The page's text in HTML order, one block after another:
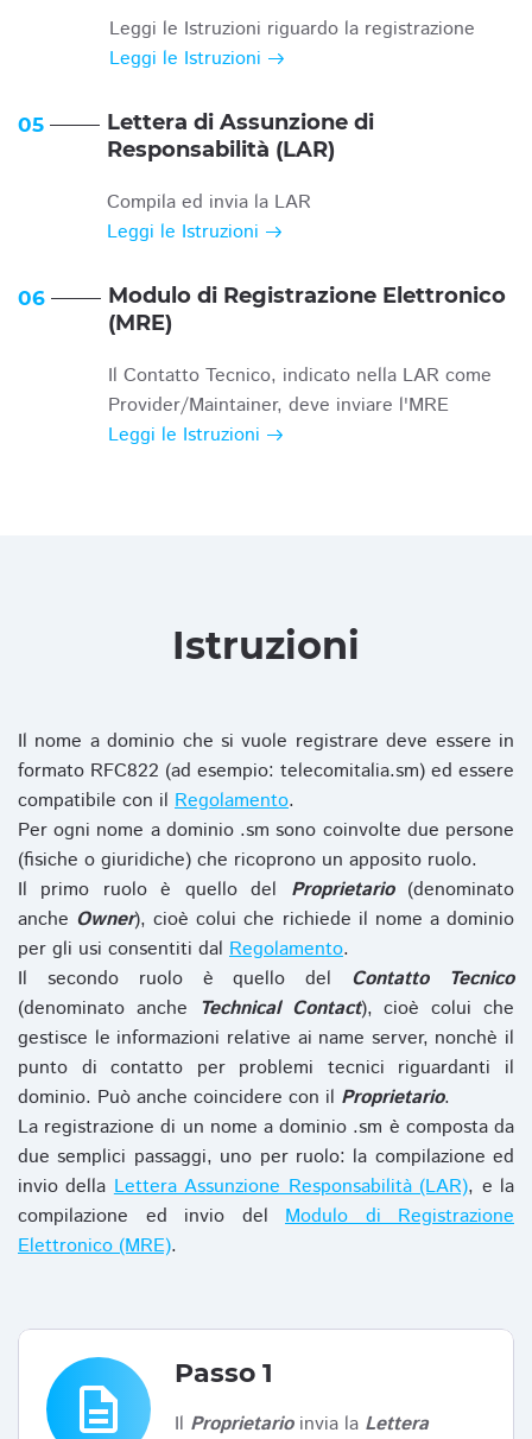
Leggi le Istruzioni riguardo la registrazione
Leggi le Istruzioni
05
Lettera di Assunzione di
Responsabilità (LAR)
Compila ed invia la LAR
Leggi le Istruzioni
06
Modulo di Registrazione Elettronico
(MRE)
Il Contatto Tecnico, indicato nella LAR come
Provider/Maintainer, deve inviare l'MRE
Leggi le Istruzioni
Istruzioni
Il nome a dominio che si vuole registrare deve essere in
formato RFC822 (ad esempio: telecomitalia.sm) ed essere
compatibile con il Regolamento.
Per ogni nome a dominio .sm sono coinvolte due persone
(fisiche o giuridiche) che ricoprono un apposito ruolo.
Il primo ruolo è quello del Proprietario(denominato
anche Owner), cioè colui che richiede il nome a dominio
per gli usi consentiti dal Regolamento.
Il secondo ruolo è quello del Contatto Tecnico
(denominato anche Technical Contact), cioè colui che
gestisce le informazioni relative ai name server, nonchè il
punto di contatto per problemi tecnici riguardanti il
dominio. Può anche coincidere con il Proprietario.
La registrazione di un nome a dominio .sm è composta da
due semplici passaggi, uno per ruolo: la compilazione ed
invio dellaLettera Assunzione Responsabilità (LAR), e la
compilazione ed invio del Modulo di Registrazione
Elettronico (MRE).
description
Passo 1
Il Proprietarioinvia la Lettera